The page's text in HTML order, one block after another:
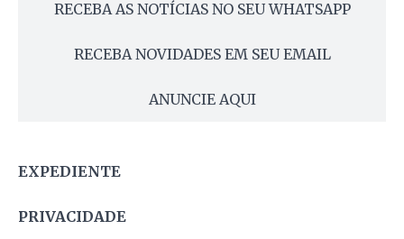
RECEBA AS NOTÍCIAS NO SEU WHATSAPP
RECEBA NOVIDADES EM SEU EMAIL
ANUNCIE AQUI
EXPEDIENTE
PRIVACIDADE